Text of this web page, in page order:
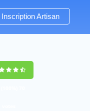
Inscription Artisan